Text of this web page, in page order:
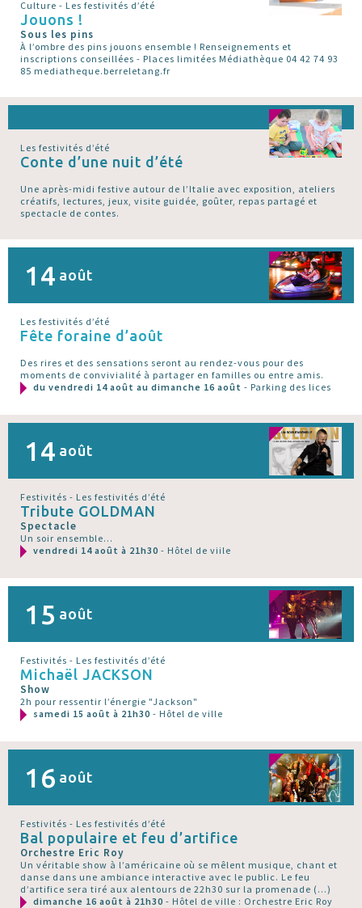
Culture - Les festivités d’été
Jouons !
Sous les pins
À l’ombre des pins jouons ensemble ! Renseignements et
inscriptions conseillées - Places limitées Médiathèque 04 42 74 93
85 mediatheque.berreletang.fr
Les festivités d’été
Conte d’une nuit d’été
Une après-midi festive autour de l’Italie avec exposition, ateliers
créatifs, lectures, jeux, visite guidée, goûter, repas partagé et
spectacle de contes.
14 août
Les festivités d’été
Fête foraine d’août
Des rires et des sensations seront au rendez-vous pour des
moments de convivialité à partager en familles ou entre amis.
du vendredi 14 août au dimanche 16 août - Parking des lices
14 août
Festivités - Les festivités d’été
Tribute GOLDMAN
Spectacle
Un soir ensemble...
vendredi 14 août à 21h30 - Hôtel de viile
15 août
Festivités - Les festivités d’été
Michaël JACKSON
Show
2h pour ressentir l’énergie "Jackson"
samedi 15 août à 21h30 - Hôtel de ville
16 août
Festivités - Les festivités d’été
Bal populaire et feu d’artifice
Orchestre Eric Roy
Un véritable show à l’américaine où se mêlent musique, chant et
danse dans une ambiance interactive avec le public. Le feu
d’artifice sera tiré aux alentours de 22h30 sur la promenade (…)
dimanche 16 août à 21h30 - Hôtel de ville : Orchestre Eric Roy